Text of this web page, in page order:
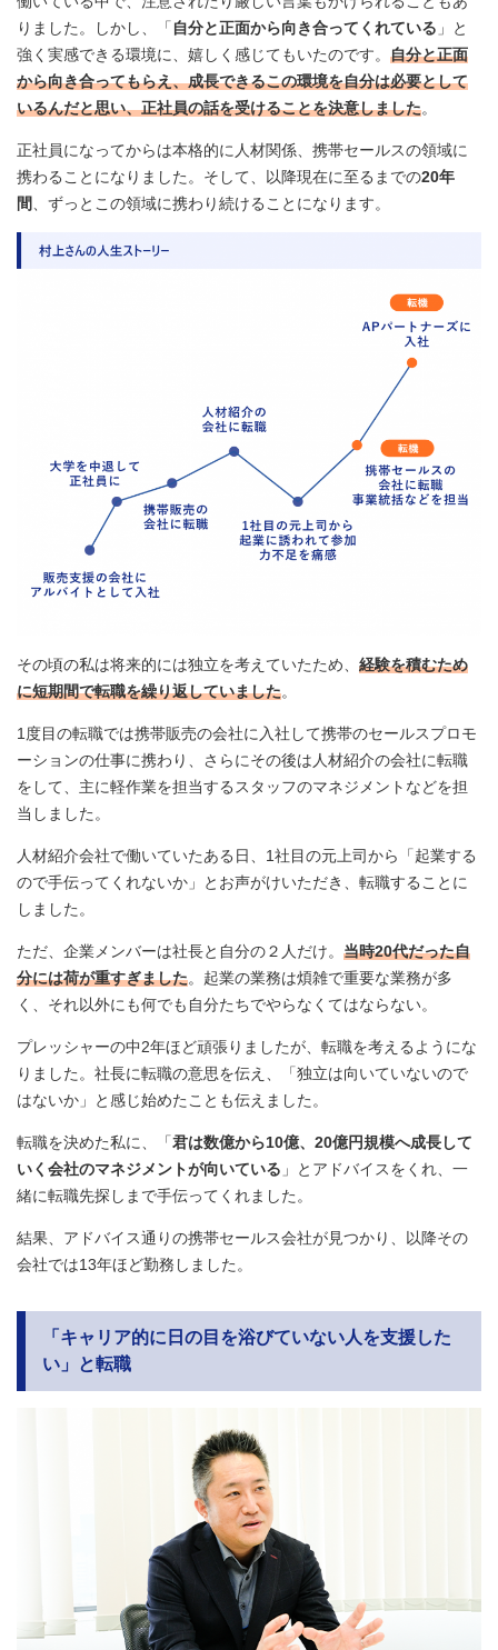
りました。しかし、「 自分と正面から向き合ってくれている 」と
強く実感できる環境に、嬉しく感じてもいたのです。 自分と正面
から向き合ってもらえ、成長できるこの環境を自分は必要として
いるんだと思い、正社員の話を受けることを決意しました。
正社員になってからは本格的に人材関係、携帯セールスの領域に
携わることになりました。そして、以降現在に至るまでの20年
間
、ずっとこの領域に携わり続けることになります。
その頃の私は将来的には独立を考えていたため、 経験を積むため
に短期間で転職を繰り返していました。
1度目の転職では携帯販売の会社に入社して携帯のセールスプロモ
ーションの仕事に携わり、さらにその後は人材紹介の会社に転職
をして、主に軽作業を担当するスタッフのマネジメントなどを担
当しました。
人材紹介会社で働いていたある日、1社目の元上司から「起業する
ので手伝ってくれないか」とお声がけいただき、転職することに
しました。
ただ、企業メンバーは社長と自分の２人だけ。 当時20代だった自
分には荷が重すぎました。起業の業務は煩雑で重要な業務が多
く、それ以外にも何でも自分たちでやらなくてはならない。
プレッシャーの中2年ほど頑張りましたが、転職を考えるようにな
りました。社長に転職の意思を伝え、「独立は向いていないので
はないか」と感じ始めたことも伝えました。
転職を決めた私に、「君は数億から10億、20億円規模へ成長して
いく会社のマネジメントが向いている 」とアドバイスをくれ、一
緒に転職先探しまで手伝ってくれました。
結果、アドバイス通りの携帯セールス会社が見つかり、以降その
会社では13年ほど勤務しました。
「キャリア的に日の目を浴びていない人を支援した
い 」と転職